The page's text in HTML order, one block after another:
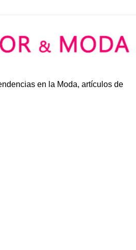
en la Moda, artículos de